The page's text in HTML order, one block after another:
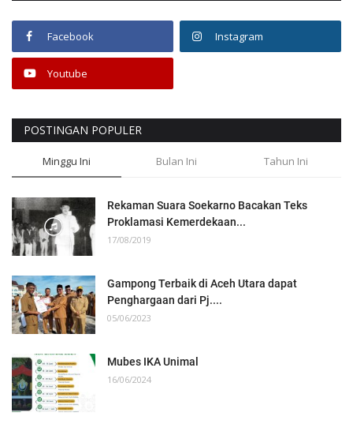
Facebook Instagram
Youtube
POSTINGAN POPULER
Minggu Ini Bulan Ini Tahun Ini
Rekaman Suara Soekarno Bacakan Teks
Proklamasi Kemerdekaan...
17/08/2019
Gampong Terbaik di Aceh Utara dapat
Penghargaan dari Pj....
05/06/2023
Mubes IKA Unimal
16/06/2024